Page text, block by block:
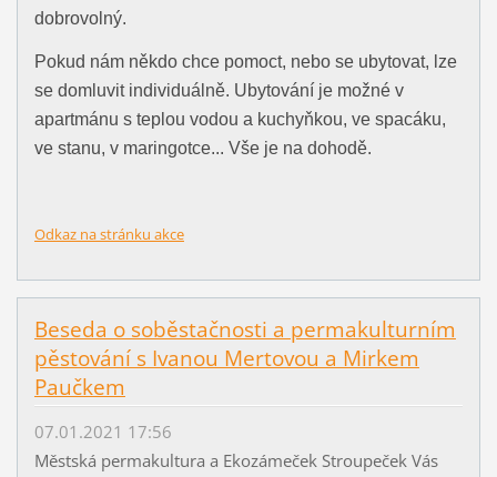
dobrovolný.
Pokud nám někdo chce pomoct, nebo se ubytovat, lze
se domluvit individuálně. Ubytování je možné v
apartmánu s teplou vodou a kuchyňkou, ve spacáku,
ve stanu, v maringotce... Vše je na dohodě.
Odkaz na stránku akce
Beseda o soběstačnosti a permakulturním
pěstování s Ivanou Mertovou a Mirkem
Paučkem
07.01.2021 17:56
Městská permakultura a Ekozámeček Stroupeček Vás